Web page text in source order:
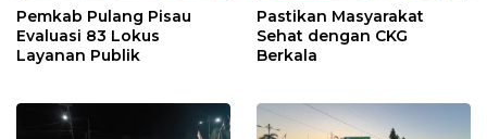
Pemkab Pulang Pisau
Evaluasi 83 Lokus
Layanan Publik
Pastikan Masyarakat
Sehat dengan CKG
Berkala